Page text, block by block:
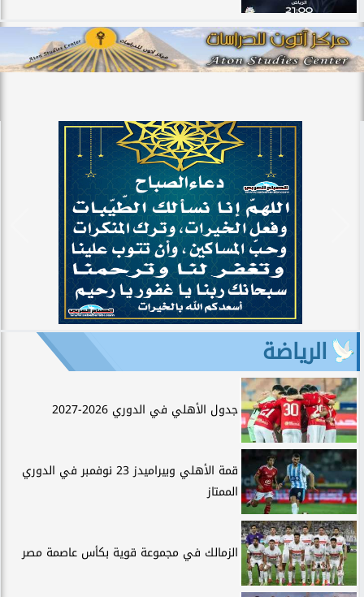
الرياضة
جدول الأهلي في الدوري 2026-2027
قمة الأهلي وبيراميدز 23 نوفمبر في الدوري
الممتاز
الزمالك في مجموعة قوية بكأس عاصمة مصر